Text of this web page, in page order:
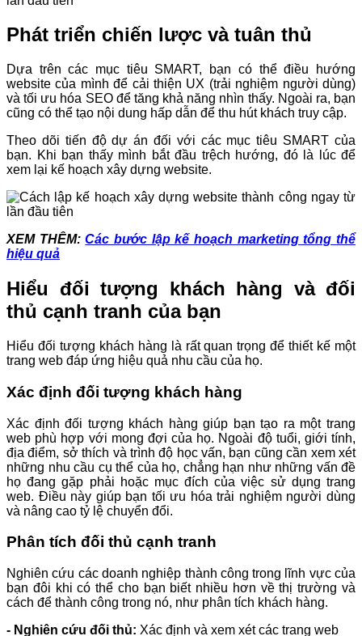
Phát triển chiến lược và tuân thủ
Dựa trên các mục tiêu SMART, bạn có thể điều hướng
website của mình để cải thiện UX (trải nghiệm người dùng)
và tối ưu hóa SEO để tăng khả năng nhìn thấy. Ngoài ra, bạn
cũng có thể tạo nội dung hấp dẫn để thu hút khách truy cập.
Theo dõi tiến độ dự án đối với các mục tiêu SMART của
bạn. Khi bạn thấy mình bắt đầu trệch hướng, đó là lúc để
xem lại kế hoạch xây dựng website.
XEM THÊM:Các bước lập kế hoạch marketing tổng thể
hiệu quả
Hiểu đối tượng khách hàng và đối
thủ cạnh tranh của bạn
Hiểu đối tượng khách hàng là rất quan trọng để thiết kế một
trang web đáp ứng hiệu quả nhu cầu của họ.
Xác định đối tượng khách hàng
Xác định đối tượng khách hàng giúp bạn tạo ra một trang
web phù hợp với mong đợi của họ. Ngoài độ tuổi, giới tính,
địa điểm, sở thích và trình độ học vấn, bạn cũng cần xem xét
những nhu cầu cụ thể của họ, chẳng hạn như những vấn đề
họ đang gặp phải hoặc mục đích của việc sử dụng trang
web. Điều này giúp bạn tối ưu hóa trải nghiệm người dùng
và nâng cao tỷ lệ chuyển đổi.
Phân tích đối thủ cạnh tranh
Nghiên cứu các doanh nghiệp thành công trong lĩnh vực của
bạn đôi khi có thể cho bạn biết nhiều hơn về thị trường và
cách để thành công trong nó, như phân tích khách hàng.
- Nghiên cứu đối thủ: Xác định và xem xét các trang web